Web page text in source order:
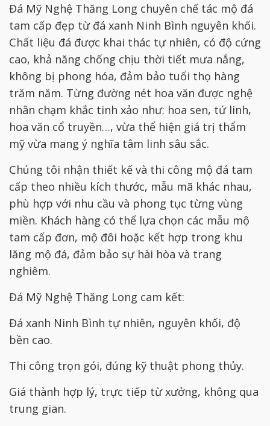
Đá Mỹ Nghệ Thăng Long chuyên chế tác mộ đá
tam cấp đẹp từ đá xanh Ninh Bình nguyên khối.
Chất liệu đá được khai thác tự nhiên, có độ cứng
cao, khả năng chống chịu thời tiết mưa nắng,
không bị phong hóa, đảm bảo tuổi thọ hàng
trăm năm. Từng đường nét hoa văn được nghệ
nhân chạm khắc tinh xảo như: hoa sen, tứ linh,
hoa văn cổ truyền…, vừa thể hiện giá trị thẩm
mỹ vừa mang ý nghĩa tâm linh sâu sắc.
Chúng tôi nhận thiết kế và thi công mộ đá tam
cấp theo nhiều kích thước, mẫu mã khác nhau,
phù hợp với nhu cầu và phong tục từng vùng
miền. Khách hàng có thể lựa chọn các mẫu mộ
tam cấp đơn, mộ đôi hoặc kết hợp trong khu
lăng mộ đá, đảm bảo sự hài hòa và trang
nghiêm.
Đá Mỹ Nghệ Thăng Long cam kết:
Đá xanh Ninh Bình tự nhiên, nguyên khối, độ
bền cao.
Thi công trọn gói, đúng kỹ thuật phong thủy.
Giá thành hợp lý, trực tiếp từ xưởng, không qua
trung gian.